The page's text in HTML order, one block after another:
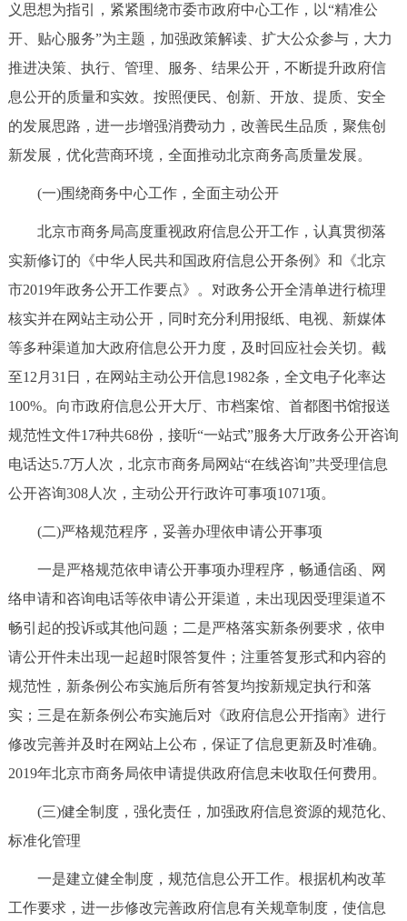
决策公开 专题公开
政务服务
便民服务 利企服务 投资项目
中介服务 阳光政务
政民互动
12345网上接诉即办 我要咨询 我要建议
参与调查 在线访谈 图说互动
走进北京
北京概况 十六区概览 人文北京
ENGLISH 한국어 日本語
DEUTSCH FRANÇAIS РУССКИЙ ЯЗЫК
ESPAÑOL العربية PORTUGUÊS
ITALIANO
义思想为指引，紧紧围绕市委市政府中心工作，以“精准公
开、贴心服务”为主题，加强政策解读、扩大公众参与，大力
推进决策、执行、管理、服务、结果公开，不断提升政府信
息公开的质量和实效。按照便民、创新、开放、提质、安全
的发展思路，进一步增强消费动力，改善民生品质，聚焦创
新发展，优化营商环境，全面推动北京商务高质量发展。
(一)围绕商务中心工作，全面主动公开
北京市商务局高度重视政府信息公开工作，认真贯彻落
实新修订的《中华人民共和国政府信息公开条例》和《北京
市2019年政务公开工作要点》。对政务公开全清单进行梳理
核实并在网站主动公开，同时充分利用报纸、电视、新媒体
等多种渠道加大政府信息公开力度，及时回应社会关切。截
至12月31日，在网站主动公开信息1982条，全文电子化率达
100%。向市政府信息公开大厅、市档案馆、首都图书馆报送
规范性文件17种共68份，接听“一站式”服务大厅政务公开咨询
电话达5.7万人次，北京市商务局网站“在线咨询”共受理信息
公开咨询308人次，主动公开行政许可事项1071项。
(二)严格规范程序，妥善办理依申请公开事项
一是严格规范依申请公开事项办理程序，畅通信函、网
络申请和咨询电话等依申请公开渠道，未出现因受理渠道不
畅引起的投诉或其他问题；二是严格落实新条例要求，依申
请公开件未出现一起超时限答复件；注重答复形式和内容的
规范性，新条例公布实施后所有答复均按新规定执行和落
实；三是在新条例公布实施后对《政府信息公开指南》进行
修改完善并及时在网站上公布，保证了信息更新及时准确。
2019年北京市商务局依申请提供政府信息未收取任何费用。
(三)健全制度，强化责任，加强政府信息资源的规范化、
标准化管理
一是建立健全制度，规范信息公开工作。根据机构改革
工作要求，进一步修改完善政府信息有关规章制度，使信息